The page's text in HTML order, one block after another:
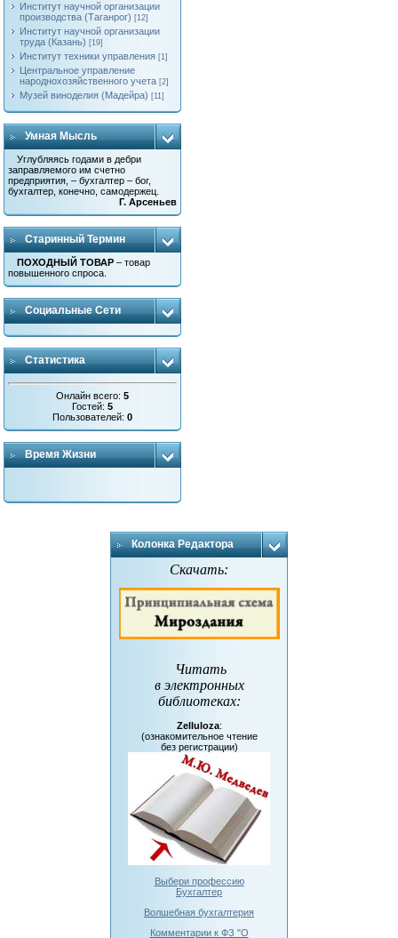
Институт научной организации
производства (Таганрог) [12]
Институт научной организации
труда (Казань) [19]
Институт техники управления [1]
Центральное управление
народнохозяйственного учета [2]
Музей виноделия (Мадейра) [11]
Умная Мысль
Углубляясь годами в дебри
заправляемого им счетно
предприятия, – бухгалтер – бог,
бухгалтер, конечно, самодержец.
Г. Арсеньев
Старинный Термин
ПОХОДНЫЙ ТОВАР – товар
повышенного спроса.
Социальные Сети
Статистика
Онлайн всего:5
Гостей:5
Пользователей:0
Время Жизни
Колонка Редактора
Скачать:
Читать
в электронных
библиотеках:
Zelluloza:
(ознакомительное чтение
без регистрации)
Выбери профессию
Бухгалтер
Волшебная бухгалтерия
Комментарии к ФЗ "О